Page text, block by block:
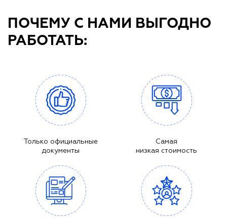
ПОЧЕМУ С НАМИ ВЫГОДНО
РАБОТАТЬ:
Только официальные
документы
Самая
низкая стоимость